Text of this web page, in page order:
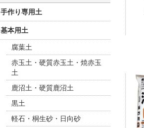
手作り専用土
基本用土
腐葉土
赤玉土・硬質赤玉土・焼赤玉
土
鹿沼土・硬質鹿沼土
黒土
軽石・桐生砂・日向砂